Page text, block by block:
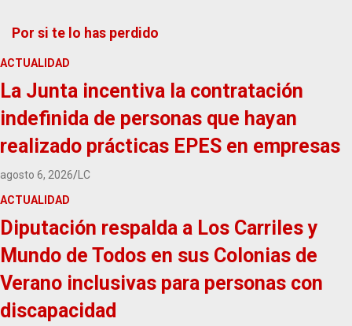
Por si te lo has perdido
ACTUALIDAD
La Junta incentiva la contratación
indefinida de personas que hayan
realizado prácticas EPES en empresas
agosto 6, 2026 LC
ACTUALIDAD
Diputación respalda a Los Carriles y
Mundo de Todos en sus Colonias de
Verano inclusivas para personas con
discapacidad